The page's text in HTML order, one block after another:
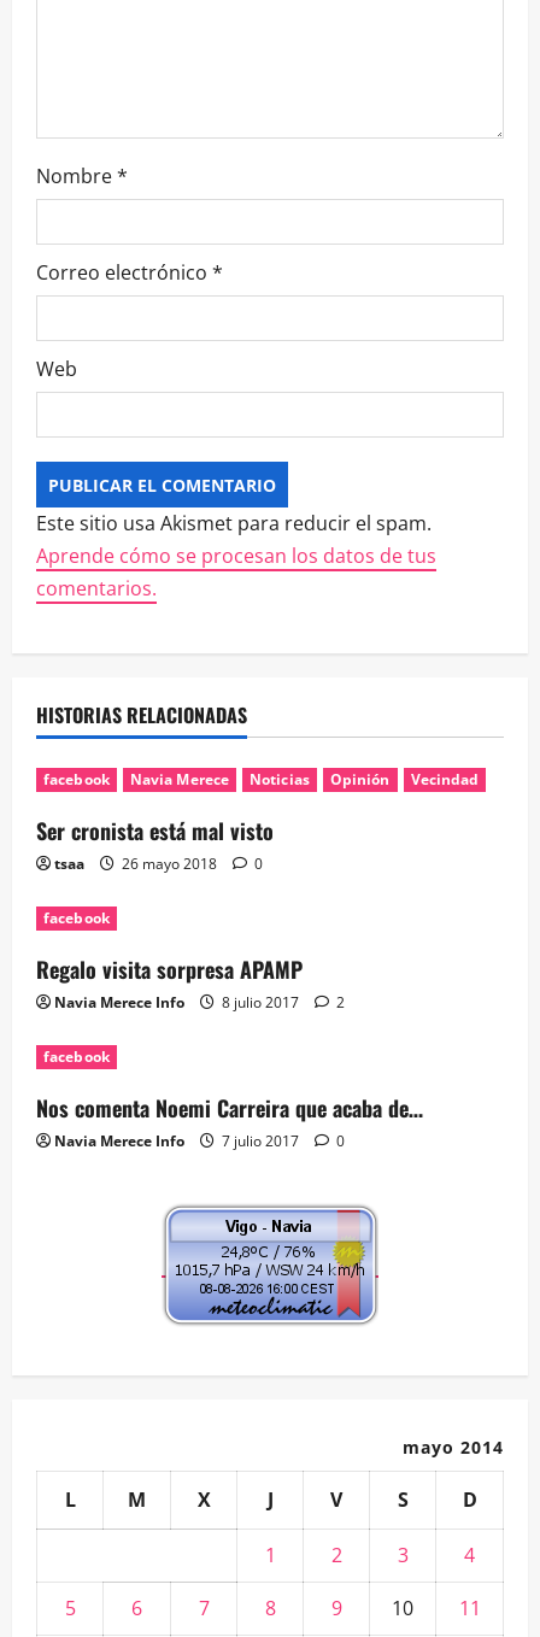
Nombre*
Correo electrónico *
Web
Este sitio usa Akismet para reducir el spam.
Aprende cómo se procesan los datos de tus
comentarios.
HISTORIAS RELACIONADAS
facebook Navia Merece Noticias Opinión Vecindad
Ser cronista está mal visto
tsaa 26 mayo 2018 0
facebook
Regalo visita sorpresa APAMP
Navia Merece Info 8 julio 2017 2
facebook
Nos comenta Noemi Carreira que acaba de…
Navia Merece Info 7 julio 2017 0
mayo 2014
L M X J V S D
1 2 3
4
5
6 7 8 9 10 11